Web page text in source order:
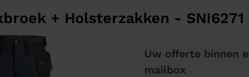
+ Holsterzakken - SNI6271
Uw offerte binnen
mailbox